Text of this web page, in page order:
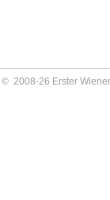
© 2008-26 Erster